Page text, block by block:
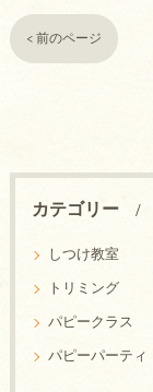
< 前のページ
カテゴリー
しつけ教室
トリミング
パピークラス
パピーパーティ